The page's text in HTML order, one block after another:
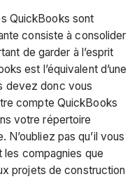
QuickBooks sont
consiste à consolider
de garder à l’esprit
est l’équivalent d’une
devez donc vous
compte QuickBooks
votre répertoire
N’oubliez pas qu’il vous
les compagnies que
projets de construction